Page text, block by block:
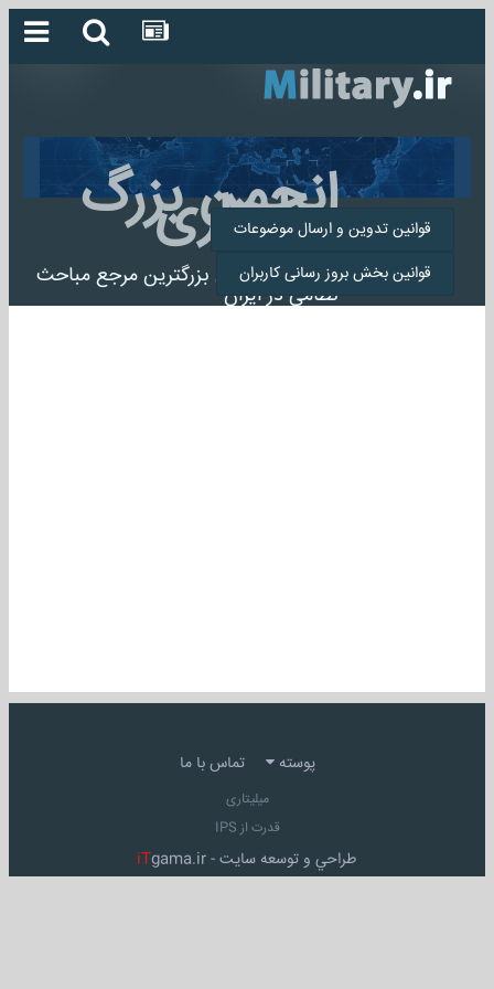
انجمن بزرگ
میلیتاری
انجمن میلیتاری بزرگترین مرجع مباحث
نظامی در ایران
قوانین تدوین و ارسال موضوعات
قوانین بخش بروز رسانی کاربران
پوسته تماس با ما
میلیتاری
قدرت از IPS
طراحي و توسعه سايت - iTgama.ir